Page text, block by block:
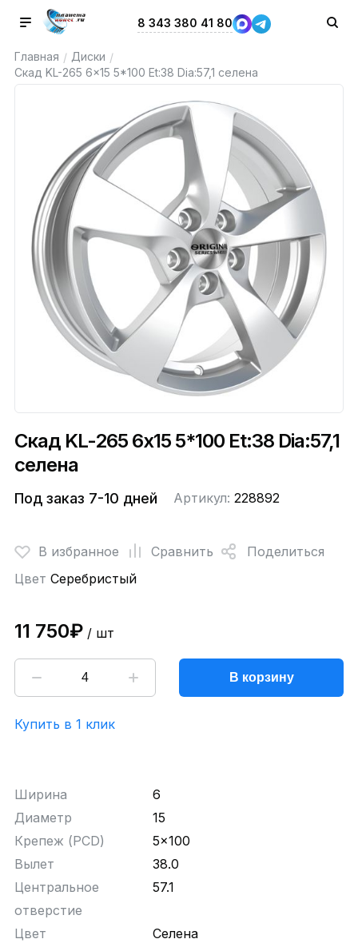
8 343 380 41 80
Главная / Диски /
Скад KL-265 6x15 5*100 Et:38 Dia:57,1 селена
Скад KL-265 6x15 5*100 Et:38 Dia:57,1
селена
Под заказ 7-10 дней Артикул: 228892
В избранное Сравнить
Поделиться
Цвет Серебристый
11 750₽/ шт
В корзину
Купить в 1 клик
Ширина
6
Диаметр
15
Крепеж (PCD)
5x100
Вылет
38.0
Центральное
отверстие
57.1
Цвет
Селена